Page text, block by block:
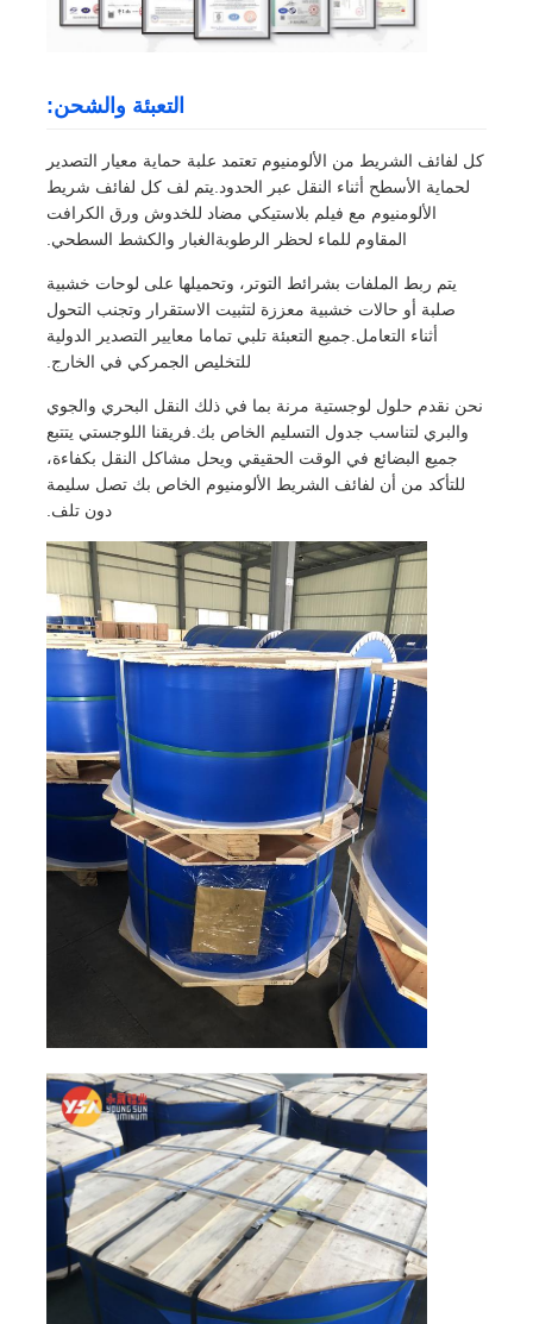
التعبئة والشحن:
كل لفائف الشريط من الألومنيوم تعتمد علبة حماية معيار التصدير
لحماية الأسطح أثناء النقل عبر الحدود.يتم لف كل لفائف شريط
الألومنيوم مع فيلم بلاستيكي مضاد للخدوش ورق الكرافت
المقاوم للماء لحظر الرطوبةالغبار والكشط السطحي.
يتم ربط الملفات بشرائط التوتر، وتحميلها على لوحات خشبية
صلبة أو حالات خشبية معززة لتثبيت الاستقرار وتجنب التحول
أثناء التعامل.جميع التعبئة تلبي تماما معايير التصدير الدولية
للتخليص الجمركي في الخارج.
نحن نقدم حلول لوجستية مرنة بما في ذلك النقل البحري والجوي
والبري لتناسب جدول التسليم الخاص بك.فريقنا اللوجستي يتتبع
جميع البضائع في الوقت الحقيقي ويحل مشاكل النقل بكفاءة،
للتأكد من أن لفائف الشريط الألومنيوم الخاص بك تصل سليمة
دون تلف.